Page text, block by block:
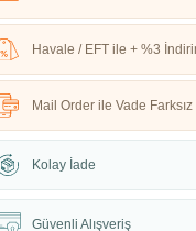
Havale / EFT ile + %3
Mail Order ile Vade
Kolay İade
Güvenli Alışveriş